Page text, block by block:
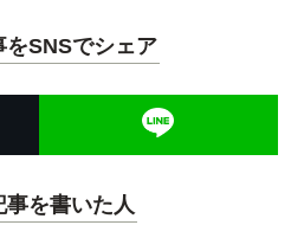
をSNSでシェア
事を書いた人